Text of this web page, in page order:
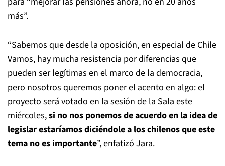
más”.
“Sabemos que desde la oposición, en especial de Chile
Vamos, hay mucha resistencia por diferencias que
pueden ser legítimas en el marco de la democracia,
pero nosotros queremos poner el acento en algo: el
proyecto será votado en la sesión de la Sala este
miércoles,si no nos ponemos de acuerdo en la idea de
legislar estaríamos diciéndole a los chilenos que este
tema no es importante”, enfatizó Jara.